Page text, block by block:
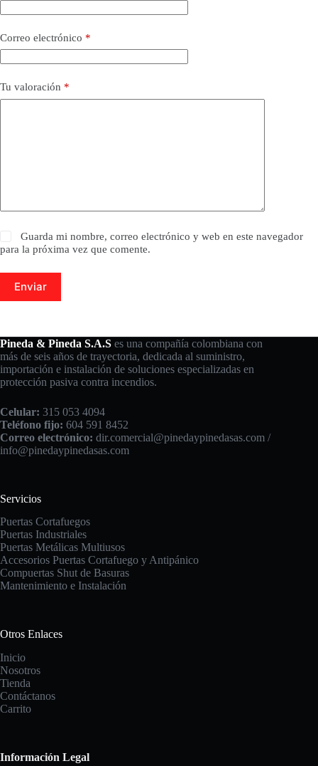
Correo electrónico *
Tu valoración *
Guarda mi nombre, correo electrónico y web en este navegador
para la próxima vez que comente.
Enviar
Pineda & Pineda S.A.S es una compañía colombiana con
más de seis años de trayectoria, dedicada al suministro,
importación e instalación de soluciones especializadas en
protección pasiva contra incendios.
Celular: 315 053 4094
Teléfono fijo: 604 591 8452
Correo electrónico: dir.comercial@pinedaypinedasas.com /
info@pinedaypinedasas.com
Servicios
Puertas Cortafuegos
Puertas Industriales
Puertas Metálicas Multiusos
Accesorios Puertas Cortafuego y Antipánico
Compuertas Shut de Basuras
Mantenimiento e Instalación
Otros Enlaces
Inicio
Nosotros
Tienda
Contáctanos
Carrito
Información Legal